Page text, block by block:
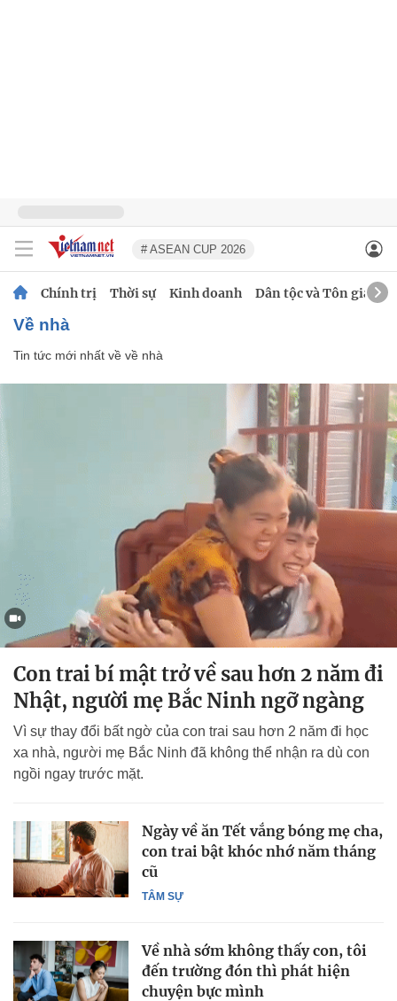
# ASEAN CUP 2026
Chính trị Thời sự Kinh doanh Dân tộc và Tôn giáo
về nhà
Tin tức mới nhất về về nhà
Con trai bí mật trở về sau hơn 2 năm đi
Nhật, người mẹ Bắc Ninh ngỡ ngàng
Vì sự thay đổi bất ngờ của con trai sau hơn 2 năm đi học
xa nhà, người mẹ Bắc Ninh đã không thể nhận ra dù con
ngồi ngay trước mặt.
TÂM SỰ
Ngày về ăn Tết vắng bóng mẹ cha,
con trai bật khóc nhớ năm tháng
cũ
Về nhà sớm không thấy con, tôi
đến trường đón thì phát hiện
chuyện bực mình